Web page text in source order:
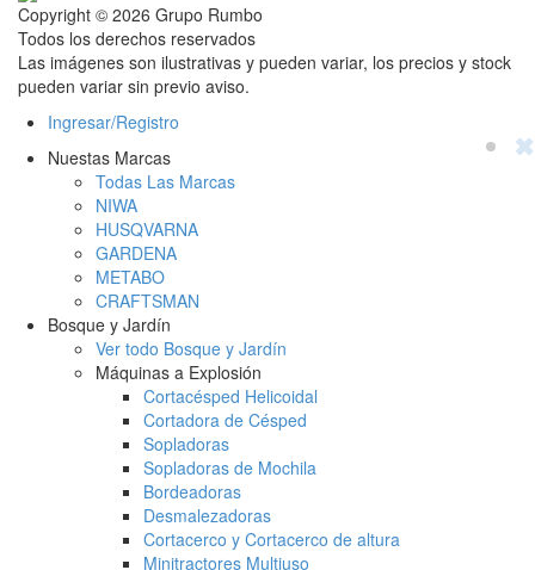
Copyright © 2026 Grupo Rumbo
Todos los derechos reservados
Las imágenes son ilustrativas y pueden variar, los precios y stock
pueden variar sin previo aviso.
Ingresar/Registro
✖
Nuestas Marcas
Todas Las Marcas
NIWA
HUSQVARNA
GARDENA
METABO
CRAFTSMAN
Bosque y Jardín
Ver todo Bosque y Jardín
Máquinas a Explosión
Cortacésped Helicoidal
Cortadora de Césped
Sopladoras
Sopladoras de Mochila
Bordeadoras
Desmalezadoras
Cortacerco y Cortacerco de altura
Minitractores Multiuso